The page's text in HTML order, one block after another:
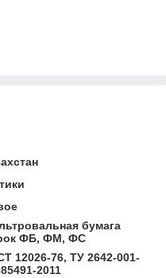
бумага
ФБ, ФМ, ФС
12026-76, ТУ 2642-001-
2011